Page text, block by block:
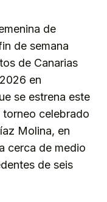
de
de semana
de Canarias
en
se estrena este
celebrado
Molina, en
cerca de medio
de seis